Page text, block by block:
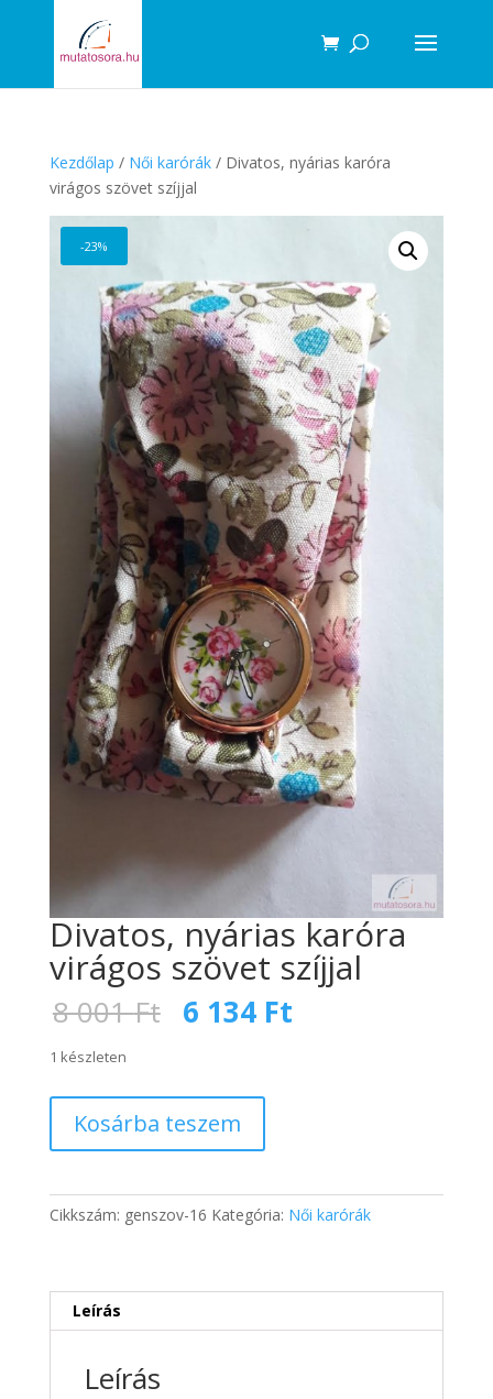
Kezdőlap / Női karórák/ Divatos, nyárias karóra
virágos szövet szíjjal
-23%
Divatos, nyárias karóra
virágos szövet szíjjal
8 001Ft Original
price
8
001 Ft.
6 134 Ft
1 készleten
nyárias
karóra
szövet
Kosárba teszem
Cikkszám: genszov-16 Kategória: Női karórák
Leírás
Leírás